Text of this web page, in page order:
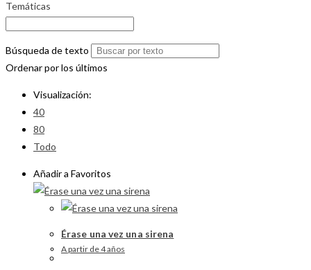
Temáticas
Búsqueda de texto
Ordenar por los últimos
Visualización:
40
80
Todo
Añadir a Favoritos
Érase una vez una sirena
A partir de 4 años